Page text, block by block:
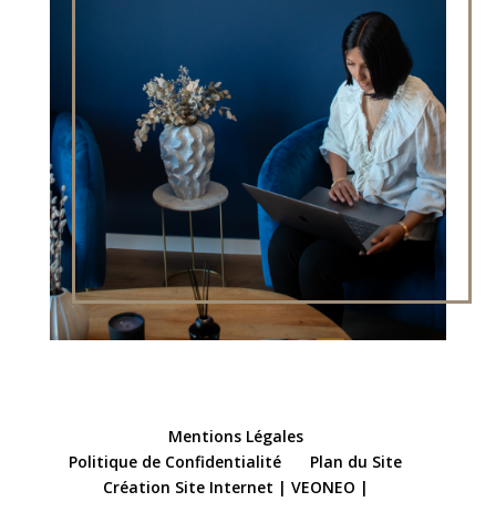
Mentions Légales
Politique de Confidentialité
Plan du Site
Création Site Internet | VEONEO |